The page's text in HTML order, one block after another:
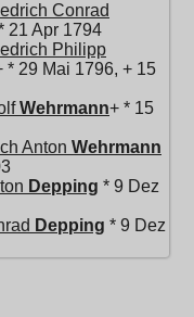
Conrad
21 Apr 1794
Philipp
* 29 Mai 1796, + 15
Wehrmann+ * 15
Anton Wehrmann
Depping * 9 Dez
Depping * 9 Dez